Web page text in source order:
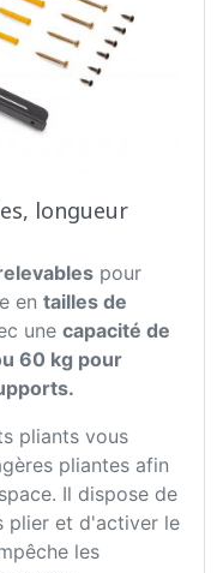
longueur
pour
en tailles de
une capacité de
60 kg pour
pliants vous
pliantes afin
Il dispose de
plier et d'activer le
les